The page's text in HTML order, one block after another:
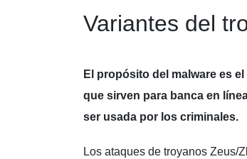
Variantes del
El propósito del malware es
que sirven para banca en
ser usada por los criminales.
Los ataques de troyanos Zeus/